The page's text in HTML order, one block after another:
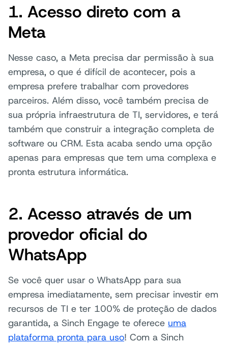
1. Acesso direto com a
Meta
Nesse caso, a Meta precisa dar permissão à sua
empresa, o que é difícil de acontecer, pois a
empresa prefere trabalhar com provedores
parceiros. Além disso, você também precisa de
sua própria infraestrutura de TI, servidores, e terá
também que construir a integração completa de
software ou CRM. Esta acaba sendo uma opção
apenas para empresas que tem uma complexa e
pronta estrutura informática.
2. Acesso através de um
provedor oficial do
WhatsApp
Se você quer usar o WhatsApp para sua
empresa imediatamente, sem precisar investir em
recursos de TI e ter 100% de proteção de dados
garantida, a Sinch Engage te oferece uma
plataforma pronta para uso! Com a Sinch